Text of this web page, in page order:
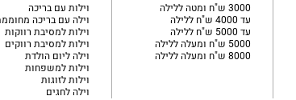
3000 ש"ח ומטה ללילה
עד 4000 ש"ח ללילה
עד 5000 ש"ח ללילה
5000 ש"ח ומעלה ללילה
8000 ש"ח ומעלה ללילה
וילות עם בריכה
וילה עם בריכה
וילות למסיבת רווקות
וילות למסיבת רווקים
וילה ליום הולדת
וילות למשפחות
וילות לזוגות
וילה לחגים